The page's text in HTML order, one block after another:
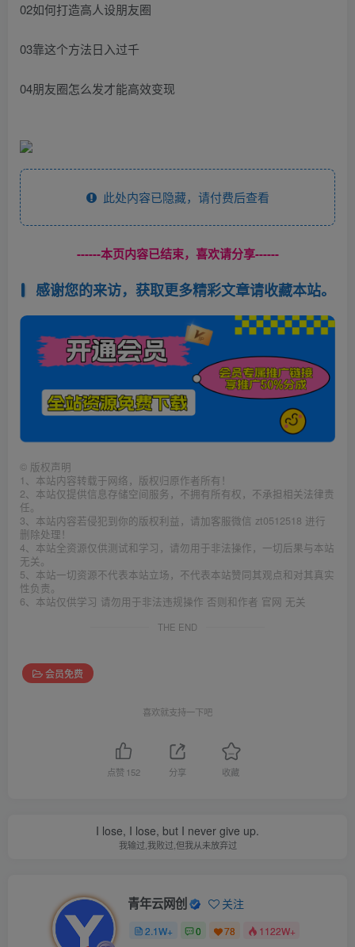
02如何打造高人设朋友圈
03靠这个方法日入过千
04朋友圈怎么发才能高效变现
此处内容已隐藏，请付费后查看
------本页内容已结束，喜欢请分享------
感谢您的来访，获取更多精彩文章请收藏本站。
© 版权声明
1、本站内容转载于网络，版权归原作者所有！
2、本站仅提供信息存储空间服务，不拥有所有权，不承担相关法律责
任。
3、本站内容若侵犯到你的版权利益，请加客服微信 zt0512518 进行
删除处理！
4、本站全资源仅供测试和学习，请勿用于非法操作，一切后果与本站
无关。
5、本站一切资源不代表本站立场，不代表本站赞同其观点和对其真实
性负责。
6、本站仅供学习 请勿用于非法违规操作 否则和作者 官网 无关
THE END
会员免费
喜欢就支持一下吧
点赞 152 分享 收藏
I lose, I lose, but I never give up.
我输过,我败过,但我从未放弃过
青年云网创 关注
2.1W+ 0 78 1122W+